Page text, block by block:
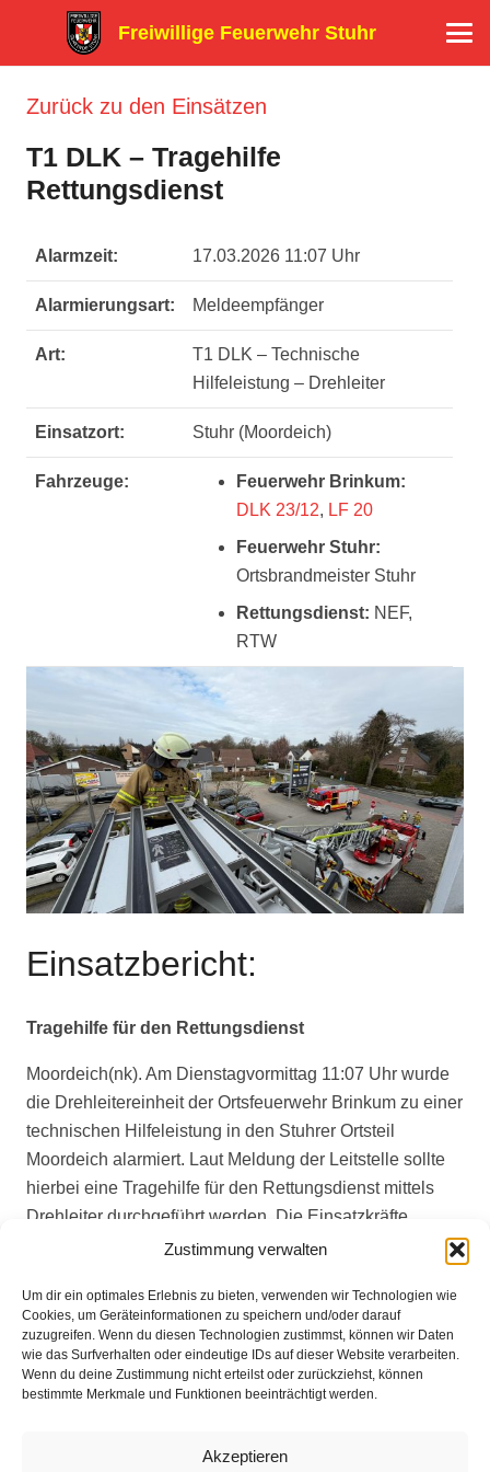
Zustimmung verwalten
Um dir ein optimales Erlebnis zu bieten, verwenden wir Technologien wie
Cookies, um Geräteinformationen zu speichern und/oder darauf
zuzugreifen. Wenn du diesen Technologien zustimmst, können wir Daten
wie das Surfverhalten oder eindeutige IDs auf dieser Website verarbeiten.
Wenn du deine Zustimmung nicht erteilst oder zurückziehst, können
bestimmte Merkmale und Funktionen beeinträchtigt werden.
Akzeptieren
Freiwillige Feuerwehr Stuhr
Zurück zu den Einsätzen
T1 DLK – Tragehilfe
Rettungsdienst
Alarmzeit: 17.03.2026 11:07 Uhr
Alarmierungsart: Meldeempfänger
Art:
T1 DLK – Technische
Hilfeleistung – Drehleiter
Einsatzort: Stuhr (Moordeich)
Fahrzeuge:
Feuerwehr Brinkum:
DLK 23/12, LF 20
Feuerwehr Stuhr:
Ortsbrandmeister Stuhr
Rettungsdienst: NEF,
RTW
Einsatzbericht:
Tragehilfe für den Rettungsdienst
Moordeich(nk). Am Dienstagvormittag 11:07 Uhr wurde
die Drehleitereinheit der Ortsfeuerwehr Brinkum zu einer
technischen Hilfeleistung in den Stuhrer Ortsteil
Moordeich alarmiert. Laut Meldung der Leitstelle sollte
hierbei eine Tragehilfe für den Rettungsdienst mittels
Drehleiter durchgeführt werden. Die Einsatzkräfte
führten hierbei eine Rettung aus dem 1. OG durch und
Nach gut 45 Minuten konnte der Einsatz wieder beendet
werden.
Datenschutz